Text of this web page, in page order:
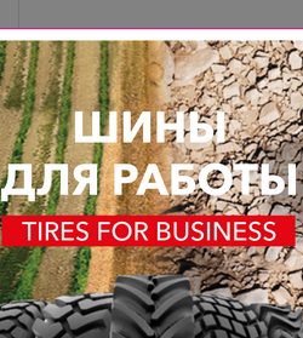
AT25X8-12 (25X8.00-12)